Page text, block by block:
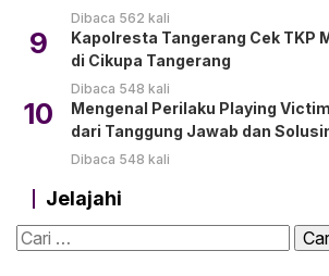
Dibaca 562 kali
9
Kapolresta Tangerang Cek TKP
di Cikupa Tangerang
Dibaca 548 kali
10
Mengenal Perilaku Playing
dari Tanggung Jawab dan
Dibaca 548 kali
Jelajahi
Cari